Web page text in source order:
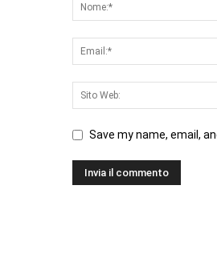
Save my name, email,